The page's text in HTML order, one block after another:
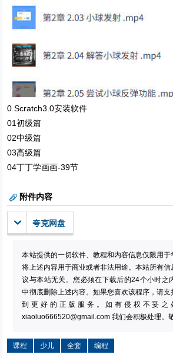
0.Scratch3.0安装软件
01初级篇
02中级篇
03高级篇
04丁丁学画画-39节
附件内容
夸克网盘
本站提供的一切软件、教程和内容信息仅限用
将上述内容用于商业或者非法用途。本站所有
议与本站无关。您必须在下载后的24个小时之
中彻底删除上述内容。如果您喜欢该程序，请
到更好的正版服务。如有侵权不妥之
xiaoluo666520@gmail.com 我们会积极处理。
课程 少儿 全套 编程